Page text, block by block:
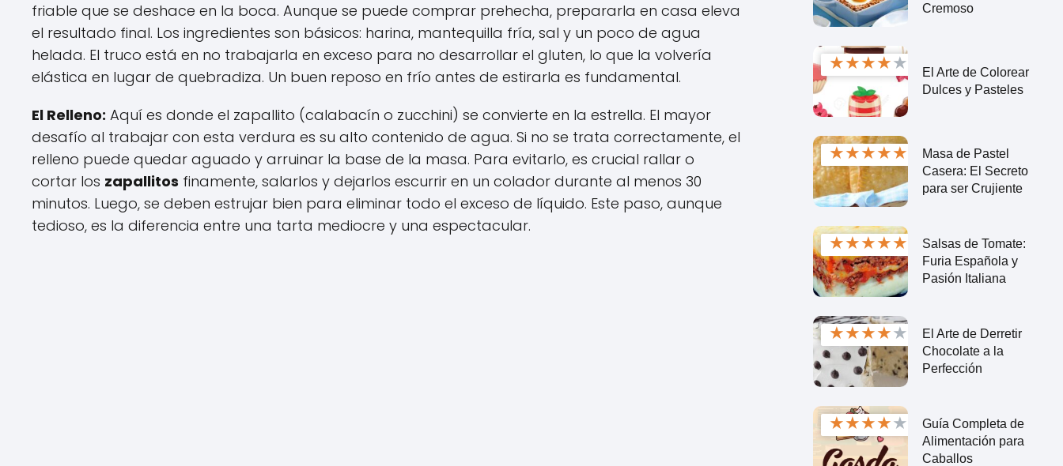
friable que se deshace en la boca. Aunque se puede comprar prehecha, prepararla en casa eleva
el resultado final. Los ingredientes son básicos: harina, mantequilla fría, sal y un poco de agua
helada. El truco está en no trabajarla en exceso para no desarrollar el gluten, lo que la volvería
elástica en lugar de quebradiza. Un buen reposo en frío antes de estirarla es fundamental.
El Relleno: Aquí es donde el zapallito (calabacín o zucchini) se convierte en la estrella. El mayor
desafío al trabajar con esta verdura es su alto contenido de agua. Si no se trata correctamente, el
relleno puede quedar aguado y arruinar la base de la masa. Para evitarlo, es crucial rallar o
cortar los zapallitos finamente, salarlos y dejarlos escurrir en un colador durante al menos 30
minutos. Luego, se deben estrujar bien para eliminar todo el exceso de líquido. Este paso, aunque
tedioso, es la diferencia entre una tarta mediocre y una espectacular.
Cremoso
★★★★★
El Arte de Colorear
Dulces y Pasteles
★★★★★
Masa de Pastel
Casera: El Secreto
para ser Crujiente
★★★★★
Salsas de Tomate:
Furia Española y
Pasión Italiana
★★★★★
El Arte de Derretir
Chocolate a la
Perfección
★★★★★
Guía Completa de
Alimentación para
Caballos